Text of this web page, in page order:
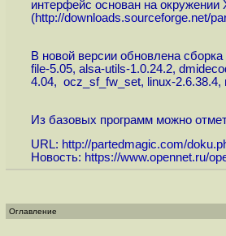
интерфейс основан на
(http://downloads.sourceforge.net/
В новой версии обновлена
file-5.05, alsa-utils-1.0.24.2,
4.04, ocz_sf_fw_set, linux-2.6.38.4,
Из базовых программ можно
URL: http://partedmagic.com/
Новость: https://www.opennet.ru/
Оглавление